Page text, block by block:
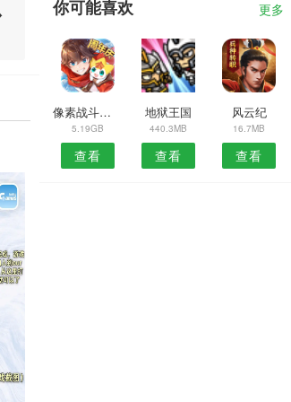
你可能喜欢 更多
像素战斗枪械世界
5.19GB
查看
地狱王国
440.3MB
查看
风云纪
16.7MB
查看